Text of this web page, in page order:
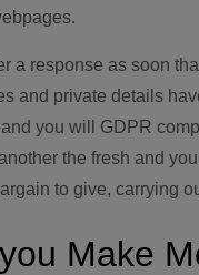
a response as soon
and private details
you will GDPR
the fresh and
to give, carrying
Make